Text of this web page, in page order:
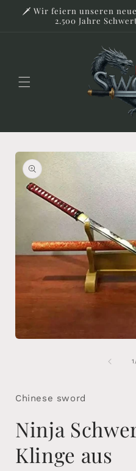
zum
🗡️ Wir feiern unseren
2.500 Jahre
1
Chinese sword
Ninja
Klinge aus